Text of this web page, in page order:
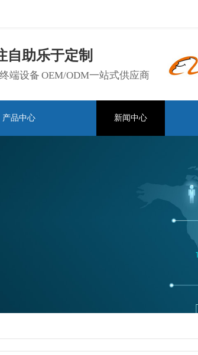
自助乐于定制
终端设备 OEM/ODM一站式供应商
产品中心 新闻中心